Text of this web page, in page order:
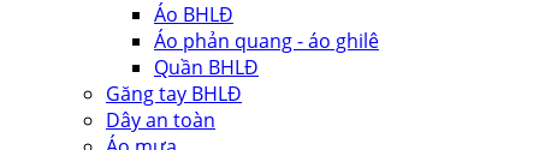
Áo BHLĐ
Áo phản quang - áo ghilê
Quần BHLĐ
Găng tay BHLĐ
Dây an toàn